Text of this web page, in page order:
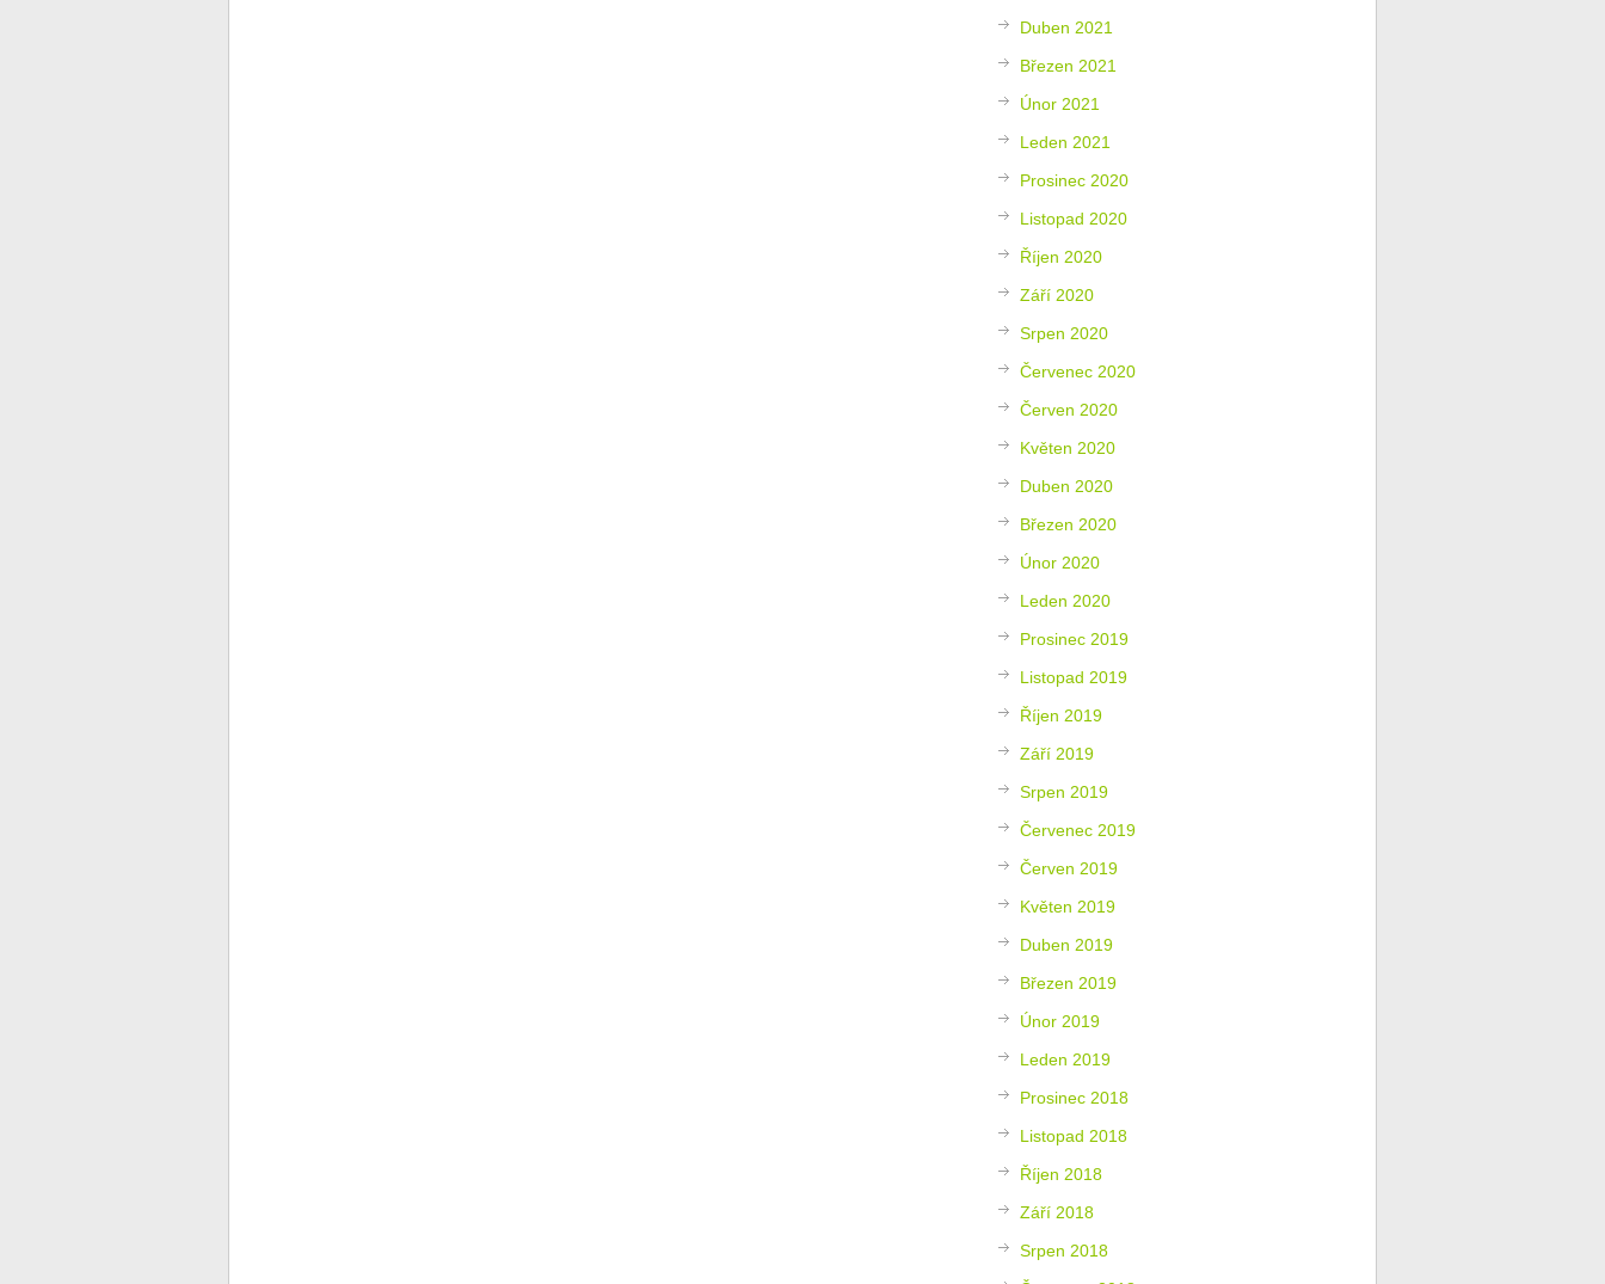
Duben 2021
Březen 2021
Únor 2021
Leden 2021
Prosinec 2020
Listopad 2020
Říjen 2020
Září 2020
Srpen 2020
Červenec 2020
Červen 2020
Květen 2020
Duben 2020
Březen 2020
Únor 2020
Leden 2020
Prosinec 2019
Listopad 2019
Říjen 2019
Září 2019
Srpen 2019
Červenec 2019
Červen 2019
Květen 2019
Duben 2019
Březen 2019
Únor 2019
Leden 2019
Prosinec 2018
Listopad 2018
Říjen 2018
Září 2018
Srpen 2018